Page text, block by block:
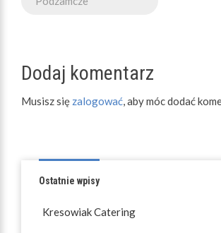
Dodaj komentarz
Musisz się zalogować , aby móc dodać
Ostatnie wpisy
Kresowiak Catering